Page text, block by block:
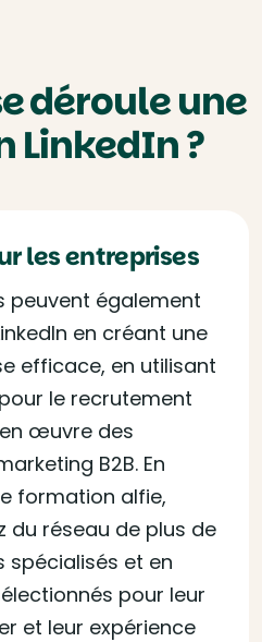
déroule une
LinkedIn ?
les entreprises
peuvent également
en créant une
efficace, en utilisant
le recrutement
œuvre des
B2B. En
formation alfie,
du réseau de plus de
spécialisés et en
pour leur
et leur expérience